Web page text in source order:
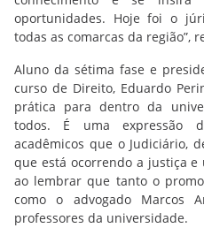
oportunidades. Hoje foi o
todas as comarcas da região”,
Aluno da sétima fase e
curso de Direito, Eduardo
prática para dentro da
todos. É uma expressão
acadêmicos que o Judiciário,
que está ocorrendo a justiça e
ao lembrar que tanto o
como o advogado Marcos
professores da universidade.